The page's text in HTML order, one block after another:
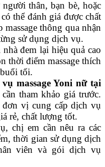
thân, bạn bè, hoặc
thể đánh giá được chất
thông qua nhận
sử dụng dịch vụ.
đem lại hiệu quả cao
thời điểm massage thích
tối.
massage Yoni nữ tại
tham khảo giá trước.
vị cung cấp dịch vụ
rẻ, chất lượng tốt.
chị em cần nêu ra các
thời gian sử dụng dịch
viên và gói dịch vụ